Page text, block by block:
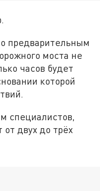
предварительным
моста не
часов будет
которой
специалистов,
двух до трёх